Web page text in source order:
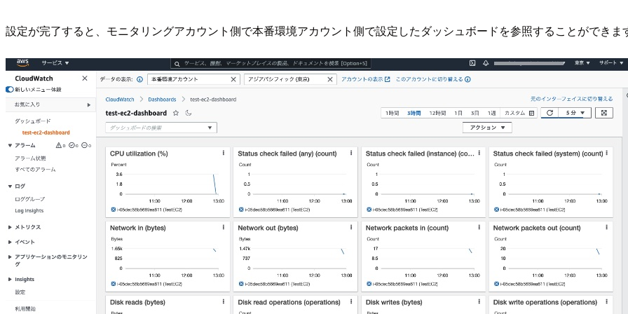
設定が完了すると、モニタリングアカウント側で本番環境アカウント側で設定したダッシュボードを参照することができま